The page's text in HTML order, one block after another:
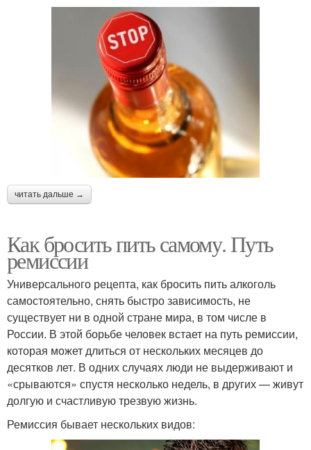
читать дальше →
Как бросить пить самому. Путь
ремиссии
Универсального рецепта, как бросить пить алкоголь
самостоятельно, снять быстро зависимость, не
существует ни в одной стране мира, в том числе в
России. В этой борьбе человек встает на путь ремиссии,
которая может длиться от нескольких месяцев до
десятков лет. В одних случаях люди не выдерживают и
«срываются» спустя несколько недель, в других — живут
долгую и счастливую трезвую жизнь.
Ремиссия бывает нескольких видов: